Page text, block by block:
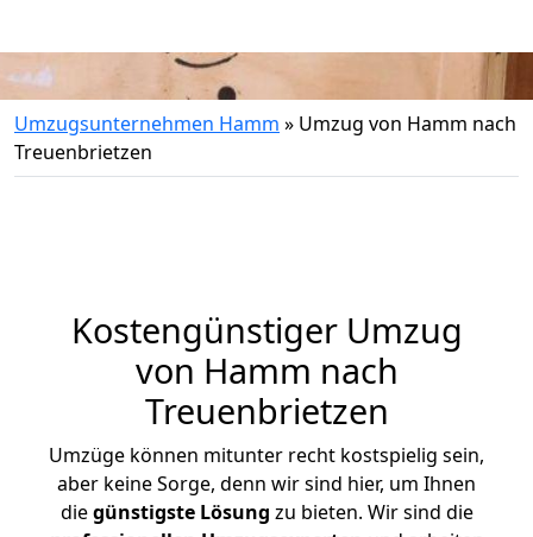
Umzugsunternehmen Hamm » Umzug von Hamm nach
Treuenbrietzen
Kostengünstiger Umzug
von Hamm nach
Treuenbrietzen
Umzüge können mitunter recht kostspielig sein,
aber keine Sorge, denn wir sind hier, um Ihnen
diegünstigste Lösung zu bieten. Wir sind die